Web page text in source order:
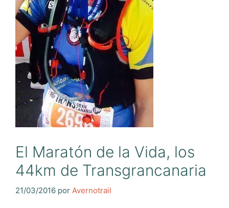
El Maratón de la Vida, los
44km de Transgrancanaria
21/03/2016 por Avernotrail